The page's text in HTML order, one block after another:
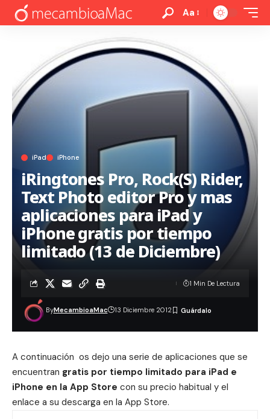
Aa
iPad iPhone
iRingtones Pro, Rock(S) Rider,
Text Photo editor Pro y mas
aplicaciones para iPad y
iPhone gratis por tiempo
limitado (13 de Diciembre)
ByMecambioaMac 13 Diciembre 2012
1 Min De Lectura
A continuación os dejo una serie de aplicaciones que se
encuentran gratis por tiempo limitado para iPad e
iPhone en la App Store con su precio habitual y el
enlace a su descarga en la App Store.